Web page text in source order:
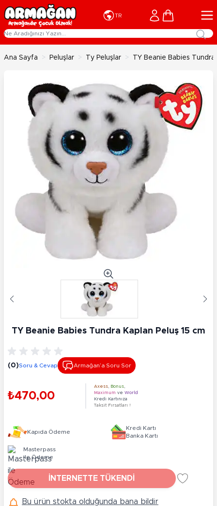
İçeriğe geç
TR Cart
Ana Sayfa > Peluşlar > Ty Peluşlar > TY Beanie Babies Tundra
TY Beanie Babies Tundra Kaplan Peluş 15 cm
(0)Soru & Cevap Armağan’a Soru Sor
₺470,00
Axess Bonus
Maximum ve World
Kredi Kartınıza
Taksit Fırsatları !
Kapıda Ödeme
Kredi Kartı
Banka Kartı
Masterpass
ile Ödeme
İNTERNETTE TÜKENDİ
Bu ürün stokta olduğunda bana bildir